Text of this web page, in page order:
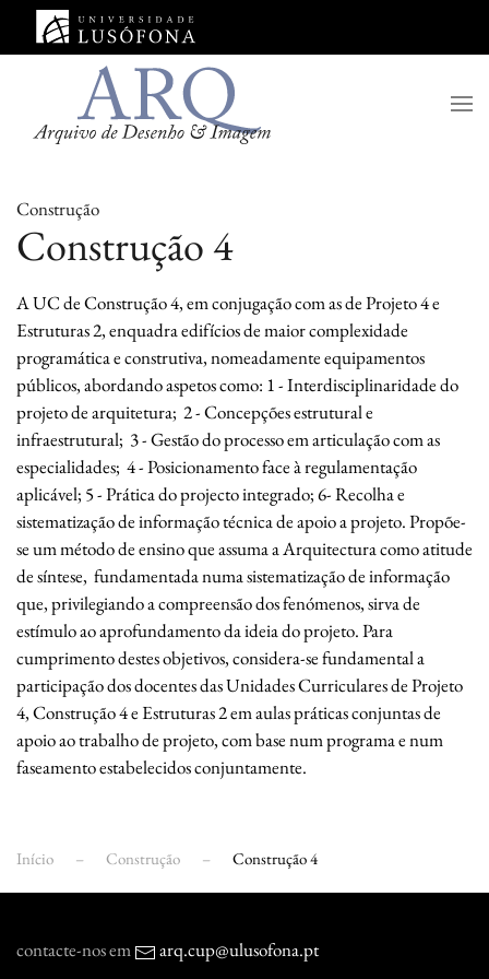
Saltar para o conteúdo principal
Construção
Construção 4
A UC de Construção 4, em conjugação com as de Projeto 4 e
Estruturas 2, enquadra edifícios de maior complexidade
programática e construtiva, nomeadamente equipamentos
públicos, abordando aspetos como: 1 - Interdisciplinaridade do
projeto de arquitetura; 2 - Concepções estrutural e
infraestrutural; 3 - Gestão do processo em articulação com as
especialidades; 4 - Posicionamento face à regulamentação
aplicável; 5 - Prática do projecto integrado; 6- Recolha e
sistematização de informação técnica de apoio a projeto. Propõe-
se um método de ensino que assuma a Arquitectura como atitude
de síntese, fundamentada numa sistematização de informação
que, privilegiando a compreensão dos fenómenos, sirva de
estímulo ao aprofundamento da ideia do projeto. Para
cumprimento destes objetivos, considera-se fundamental a
participação dos docentes das Unidades Curriculares de Projeto
4, Construção 4 e Estruturas 2 em aulas práticas conjuntas de
apoio ao trabalho de projeto, com base num programa e num
faseamento estabelecidos conjuntamente.
Início Construção Construção 4
contacte-nos em arq.cup@ulusofona.pt